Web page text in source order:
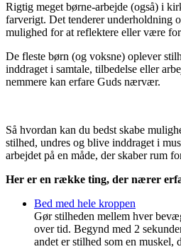
Rigtig meget børne-arbejde (også) i
farverigt. Det tenderer underholdning
mulighed for at reflektere eller være
De fleste børn (og voksne) oplever
inddraget i samtale, tilbedelse eller
nemmere kan erfare Guds nærvær.
Så hvordan kan du bedst skabe
stilhed, undres og blive inddraget i
arbejdet på en måde, der skaber rum
Her er en række ting, der nærer
Bed med hele kroppen
Gør stilheden mellem hver
over tid. Begynd med 2
andet er stilhed som en muskel,